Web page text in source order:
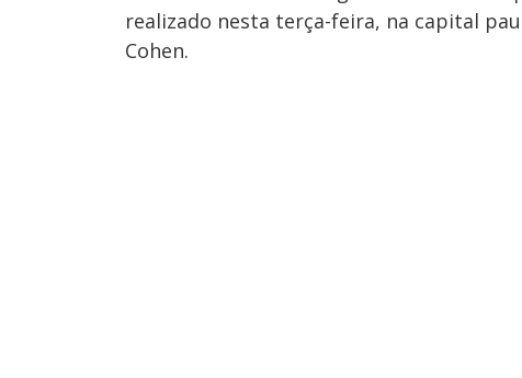
realizado nesta terça-feira, na capital
Cohen.